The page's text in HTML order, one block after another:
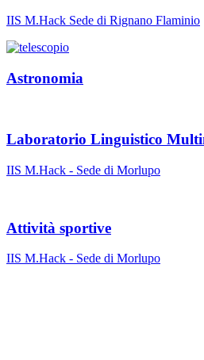
IIS M.Hack Sede di Rignano Flaminio
Astronomia
Laboratorio Linguistico
IIS M.Hack - Sede di Morlupo
Attività sportive
IIS M.Hack - Sede di Morlupo